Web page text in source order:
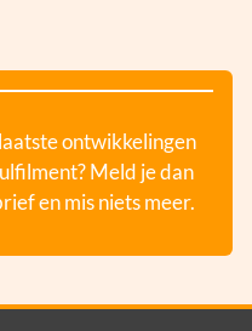
ontwikkelingen
Meld je dan
en mis niets meer.